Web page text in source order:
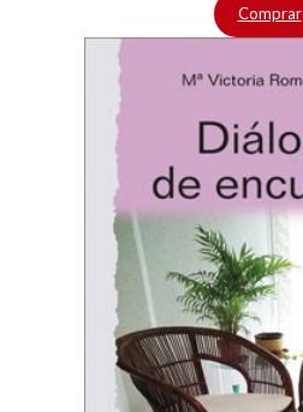
Comprar